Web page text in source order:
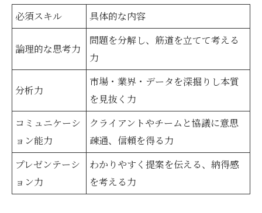
必須スキル
具体的な内容
論理的な思考力
問題を分解し、筋道を立てて考える
力
分析力
市場・業界・データを深掘りし本質
を見抜く力
コミュニケーシ
ョン能力
クライアントやチームと協議に意思
疎通、信頼を得る力
プレゼンテーシ
ョン力
わかりやすく提案を伝える、納得感
を考える力